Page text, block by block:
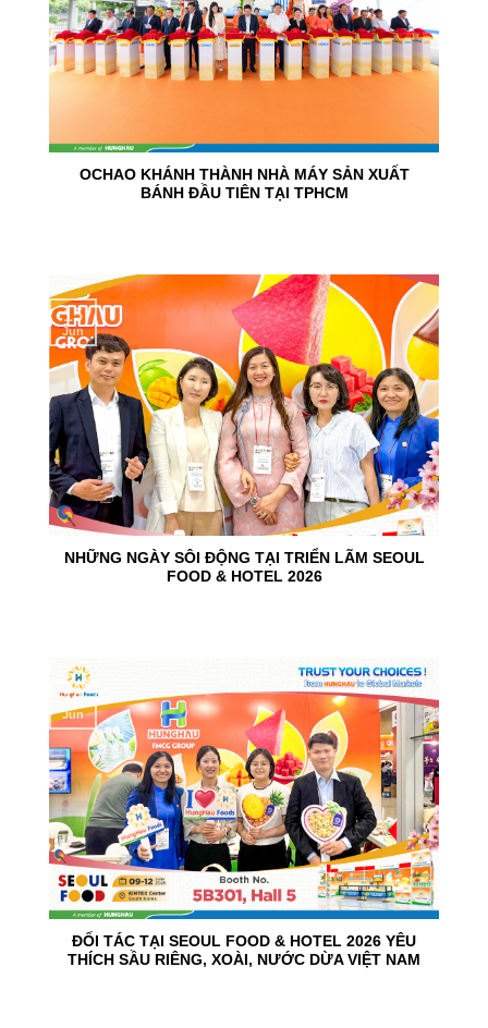
OCHAO KHÁNH THÀNH NHÀ MÁY SẢN XUẤT
BÁNH ĐẦU TIÊN TẠI TPHCM
NHỮNG NGÀY SÔI ĐỘNG TẠI TRIỂN LÃM SEOUL
FOOD & HOTEL 2026
15
Jun
ĐỐI TÁC TẠI SEOUL FOOD & HOTEL 2026 YÊU
THÍCH SẦU RIÊNG, XOÀI, NƯỚC DỪA VIỆT NAM
10
Jun